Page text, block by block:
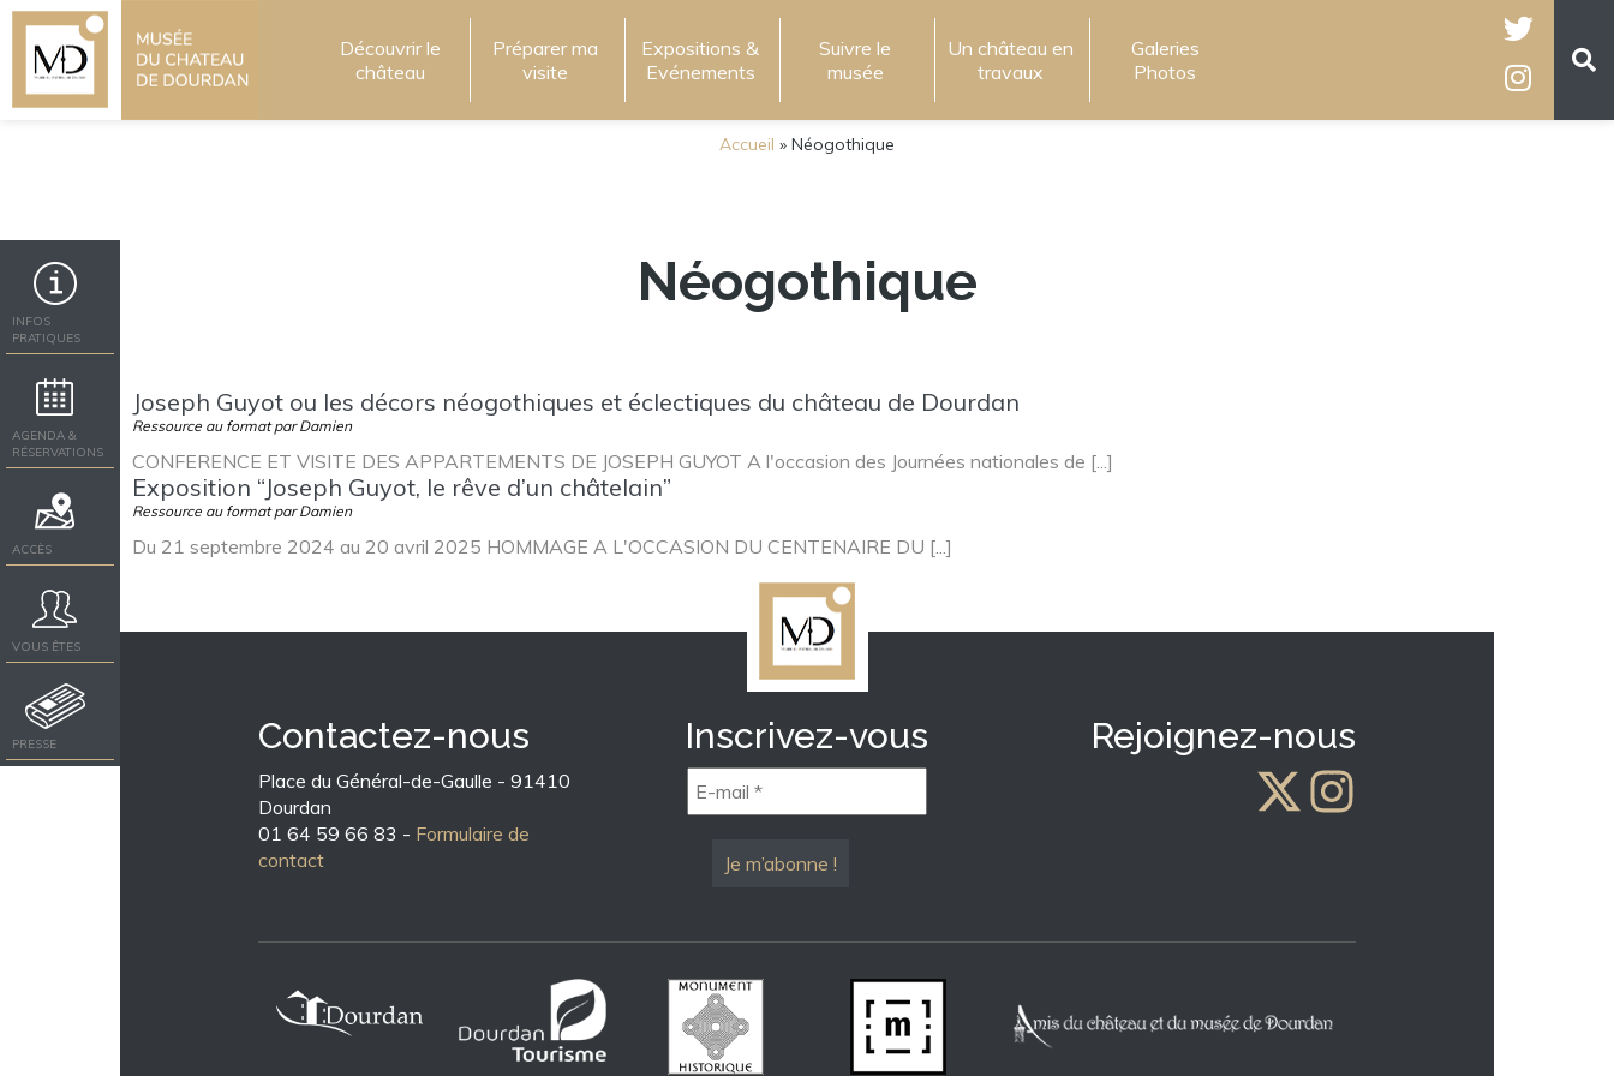
Découvrir le
château
Préparer ma
visite
Expositions &
Evénements
Suivre le
musée
Un château en
travaux
Galeries
Photos
INFOS
PRATIQUES
AGENDA &
RÉSERVATIONS
ACCÈS
VOUS ÊTES
PRESSE
Accueil » Néogothique
Néogothique
Joseph Guyot ou les décors néogothiques et éclectiques du château de Dourdan
Ressource au format par Damien
CONFERENCE ET VISITE DES APPARTEMENTS DE JOSEPH GUYOT A l'occasion des Journées nationales de [...]
Exposition “Joseph Guyot, le rêve d’un châtelain”
Ressource au format par Damien
Du 21 septembre 2024 au 20 avril 2025 HOMMAGE A L'OCCASION DU CENTENAIRE DU [...]
Contactez-nous
Place du Général-de-Gaulle - 91410
Dourdan
01 64 59 66 83 - Formulaire de
contact
Inscrivez-vous Rejoignez-nous